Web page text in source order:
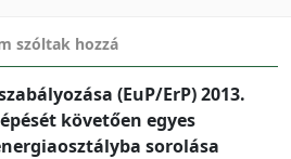
szóltak hozzá
(EuP/ErP) 2013.
követően egyes
sorolása